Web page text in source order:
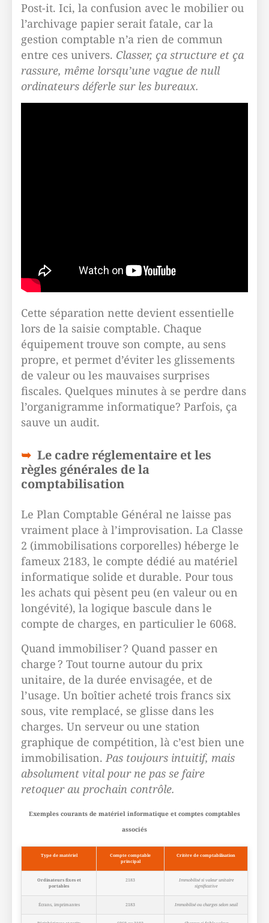
Post-it. Ici, la confusion avec le mobilier ou
l’archivage papier serait fatale, car la
gestion comptable n’a rien de commun
entre ces univers. Classer, ça structure et ça
rassure, même lorsqu’une vague de null
ordinateurs déferle sur les bureaux.
Cette séparation nette devient essentielle
lors de la saisie comptable. Chaque
équipement trouve son compte, au sens
propre, et permet d’éviter les glissements
de valeur ou les mauvaises surprises
fiscales. Quelques minutes à se perdre dans
l’organigramme informatique? Parfois, ça
sauve un audit.
Le cadre réglementaire et les
règles générales de la
comptabilisation
Le Plan Comptable Général ne laisse pas
vraiment place à l’improvisation. La Classe
2 (immobilisations corporelles) héberge le
fameux 2183, le compte dédié au matériel
informatique solide et durable. Pour tous
les achats qui pèsent peu (en valeur ou en
longévité), la logique bascule dans le
compte de charges, en particulier le 6068.
Quand immobiliser ? Quand passer en
charge ? Tout tourne autour du prix
unitaire, de la durée envisagée, et de
l’usage. Un boîtier acheté trois francs six
sous, vite remplacé, se glisse dans les
charges. Un serveur ou une station
graphique de compétition, là c’est bien une
immobilisation.Pas toujours intuitif, mais
absolument vital pour ne pas se faire
retoquer au prochain contrôle.
Exemples courants de matériel informatique et comptes comptables
associés
Type de matériel
Compte comptable
principal
Critère de comptabilisation
Ordinateurs fixes et
portables
2183
Immobilisé si valeur unitaire
significative
Écrans, imprimantes 2183 Immobilisé ou charges selon seuil